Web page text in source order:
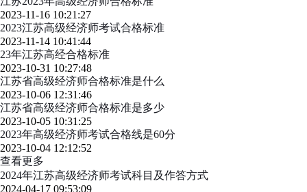
2023-11-16 10:21:27
2023江苏高级经济师考试合格标准
2023-11-14 10:41:44
23年江苏高经合格标准
2023-10-31 10:27:48
江苏省高级经济师合格标准是什么
2023-10-06 12:31:46
江苏省高级经济师合格标准是多少
2023-10-05 10:31:25
2023年高级经济师考试合格线是60分
2023-10-04 12:12:52
查看更多
2024年江苏高级经济师考试科目及作答方式
2024-04-17 09:53:09